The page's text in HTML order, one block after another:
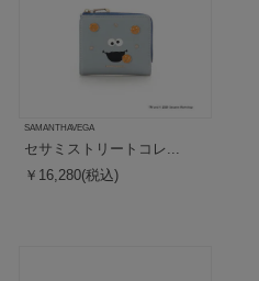
SAMANTHAVEGA
セサミストリートコレ...
￥16,280(税込)